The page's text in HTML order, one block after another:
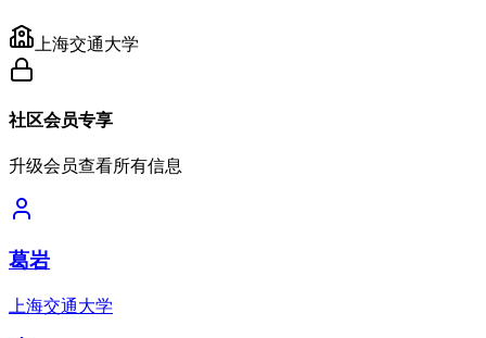
上海交通大学
社区会员专享
升级会员查看所有信息
葛岩
上海交通大学